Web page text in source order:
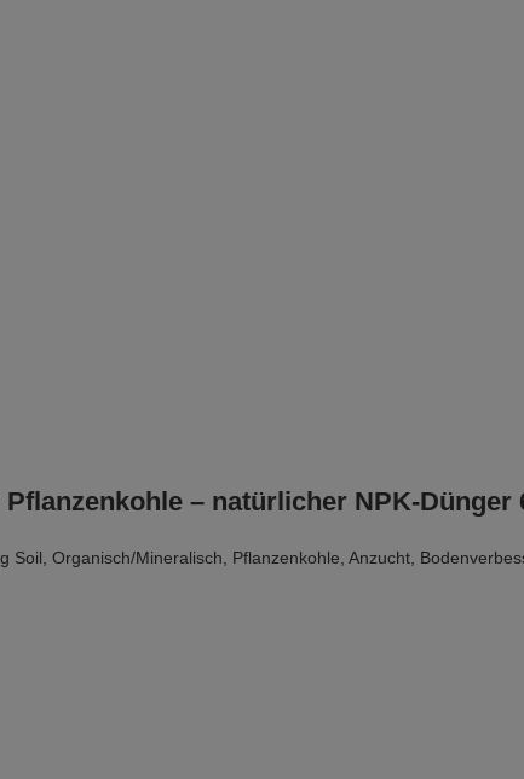
– natürlicher NPK-Dünger
Soil Organisch/Mineralisch Pflanzenkohle Anzucht